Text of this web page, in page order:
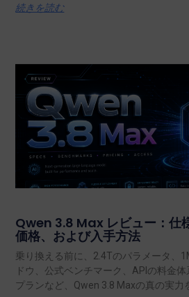
続きを読む
Qwen 3.8 Max レビュー：仕
価格、および入手方法
乗り換える前に、2.4Tのパラメータ、
ドウ、公式ベンチマーク、APIの料金
プランなど、Qwen 3.8 Maxの真の実力